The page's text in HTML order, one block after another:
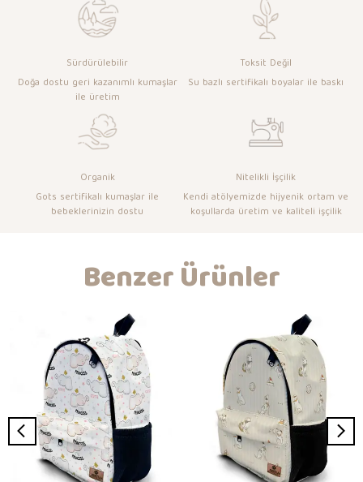
Sürdürülebilir
Doğa dostu geri kazanımlı kumaşlar
ile üretim
Toksit Değil
Su bazlı sertifikalı boyalar ile baskı
Organik
Gots sertifikalı kumaşlar ile
bebeklerinizin dostu
Nitelikli İşçilik
Kendi atölyemizde hijyenik ortam ve
koşullarda üretim ve kaliteli işçilik
Benzer Ürünler